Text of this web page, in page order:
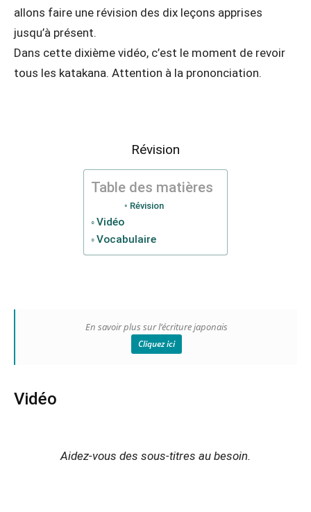
allons faire une révision des dix leçons apprises
jusqu’à présent.
Dans cette dixième vidéo, c’est le moment de revoir
tous les katakana. Attention à la prononciation.
Révision
Table des matières
Révision
Vidéo
Vocabulaire
En savoir plus sur l’écriture japonais
Cliquez ici
Vidéo
Aidez-vous des sous-titres au besoin.